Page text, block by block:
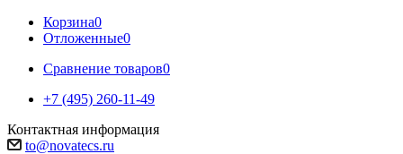
Корзина0
Отложенные0
Сравнение товаров0
+7 (495) 260-11-49
Контактная информация
to@novatecs.ru